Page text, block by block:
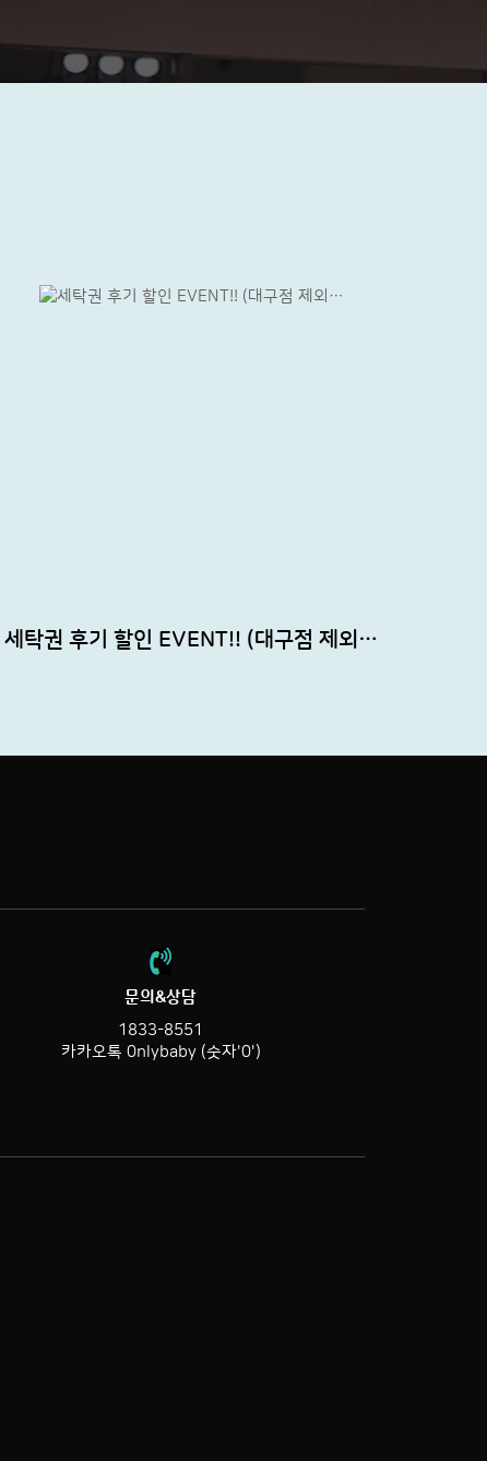
세탁권 후기 할인 EVENT!! (대구점 제외…
문의&상담
1833-8551
카카오톡 0nlybaby (숫자'0')